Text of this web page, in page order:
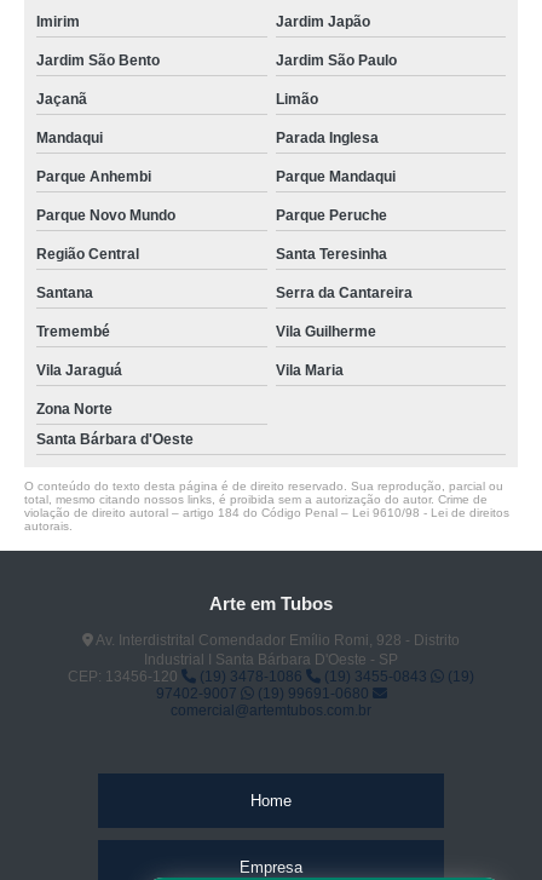
Imirim Jardim Japão
Jardim São Bento Jardim São Paulo
Jaçanã Limão
Mandaqui Parada Inglesa
Parque Anhembi Parque Mandaqui
Parque Novo Mundo Parque Peruche
Região Central Santa Teresinha
Santana Serra da Cantareira
Tremembé Vila Guilherme
Vila Jaraguá Vila Maria
Zona Norte
Santa Bárbara d'Oeste
O conteúdo do texto desta página é de direito reservado. Sua reprodução, parcial ou
total, mesmo citando nossos links, é proibida sem a autorização do autor. Crime de
violação de direito autoral – artigo 184 do Código Penal – Lei 9610/98 - Lei de direitos
autorais
Arte em Tubos
Av. Interdistrital Comendador Emílio Romi, 928 - Distrito
Industrial I Santa Bárbara D'Oeste - SP
CEP: 13456-120
(19) 3478-1086 (19) 3455-0843
(19)
97402-9007
(19) 99691-0680
comercial@artemtubos.com.br
Home
Empresa